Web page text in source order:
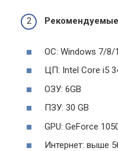
ОС: Windows 7/8/
ЦП: Intel Core i5
ОЗУ: 6GB
ПЗУ: 30 GB
GPU: GeForce
Интернет: выше